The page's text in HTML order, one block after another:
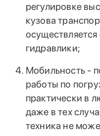
регулировке
кузова
гидравлики;
Мобильность -
работы по
практически в
даже в тех
техника не